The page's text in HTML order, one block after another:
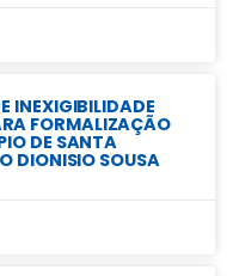
INEXIGIBILIDADE
FORMALIZAÇÃO
DE SANTA
DIONISIO SOUSA